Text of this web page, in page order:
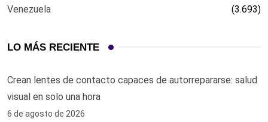
Venezuela (3.693)
LO MÁS RECIENTE
Crean lentes de contacto capaces de autorrepararse: salud
visual en solo una hora ‎
6 de agosto de 2026